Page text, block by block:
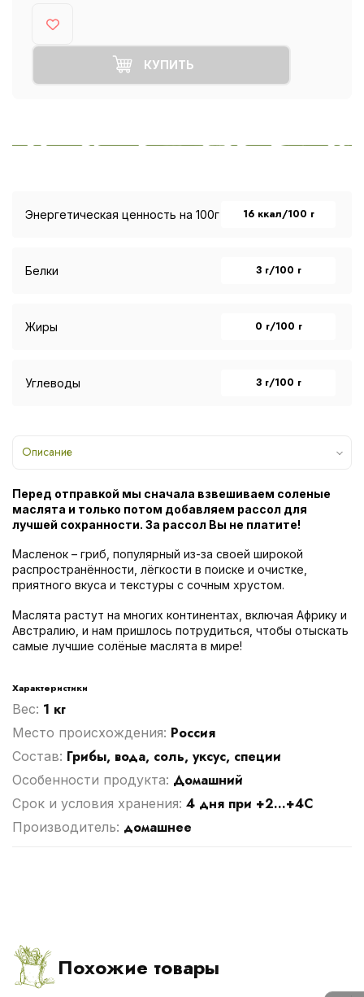
КУПИТЬ
Энергетическая ценность на 100г 16 ккал/100 г
Белки 3 г/100 г
Жиры 0 г/100 г
Углеводы 3 г/100 г
Описание
Перед отправкой мы сначала взвешиваем соленые
маслята и только потом добавляем рассол для
лучшей сохранности. За рассол Вы не платите!
Масленок – гриб, популярный из-за своей широкой
распространённости, лёгкости в поиске и очистке,
приятного вкуса и текстуры с сочным хрустом.
Маслята растут на многих континентах, включая Африку и
Австралию, и нам пришлось потрудиться, чтобы отыскать
самые лучшие солёные маслята в мире!
Характеристики
Вес: 1 кг
Место происхождения: Россия
Cостав: Грибы, вода, соль, уксус, специи
Особенности продукта: Домашний
Срок и условия хранения: 4 дня при +2...+4С
Производитель: домашнее
Похожие товары